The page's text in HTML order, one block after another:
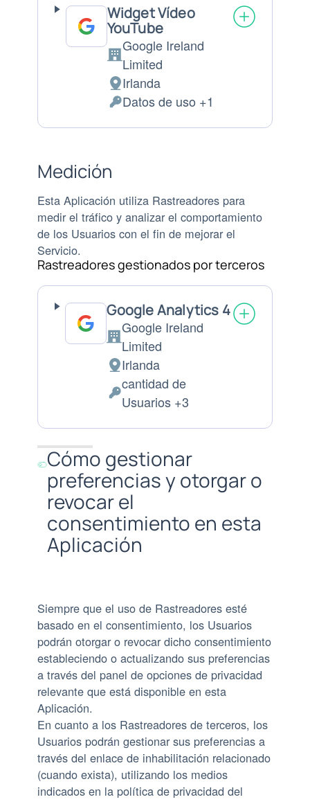
Widget Vídeo
YouTube
Empresa:
Google Ireland
Limited
Lugar
de
tratamiento:
Irlanda
Datos
Personales
Datos de uso +1
Medición
Esta Aplicación utiliza Rastreadores para
medir el tráfico y analizar el comportamiento
de los Usuarios con el fin de mejorar el
Servicio.
Rastreadores gestionados por terceros
Google Analytics 4
Empresa:
Google Ireland
Limited
Lugar
de
tratamiento:
Irlanda
Datos
cantidad de
Usuarios +3
Cómo gestionar
preferencias y otorgar o
revocar el
consentimiento en esta
Aplicación
Siempre que el uso de Rastreadores esté
basado en el consentimiento, los Usuarios
podrán otorgar o revocar dicho consentimiento
estableciendo o actualizando sus preferencias
a través del panel de opciones de privacidad
relevante que está disponible en esta
Aplicación.
En cuanto a los Rastreadores de terceros, los
Usuarios podrán gestionar sus preferencias a
través del enlace de inhabilitación relacionado
(cuando exista), utilizando los medios
indicados en la política de privacidad del